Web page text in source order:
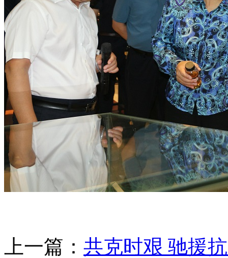
上一篇： 共克时艰 驰援